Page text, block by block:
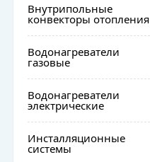
Внутрипольные
конвекторы отопления
Водонагреватели
газовые
Водонагреватели
электрические
Инсталляционные
системы